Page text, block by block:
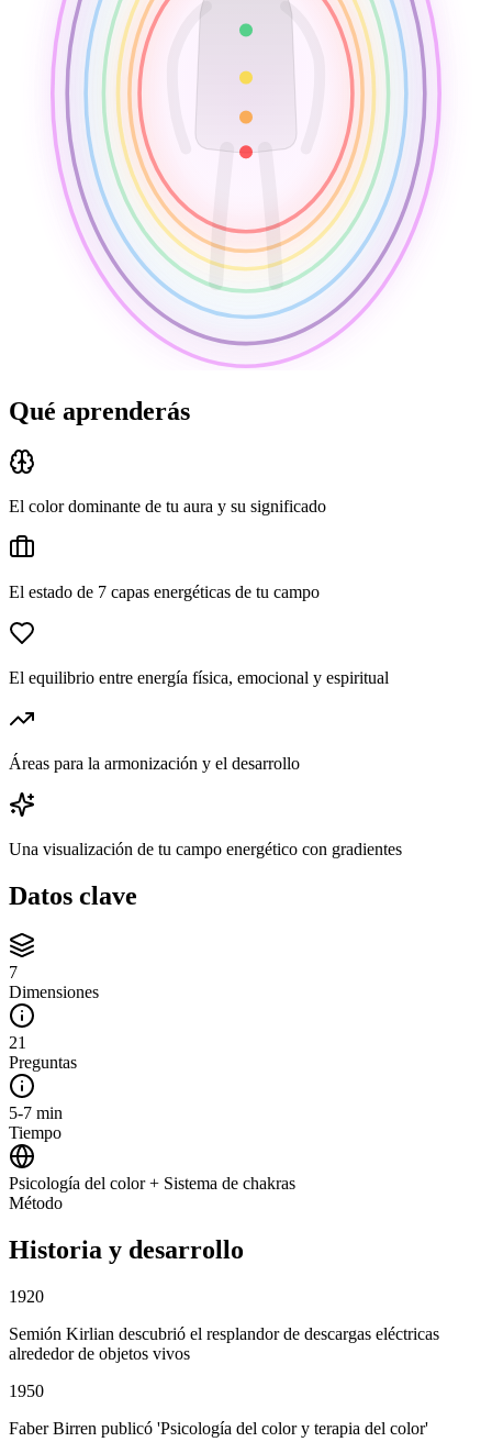
Qué aprenderás
El color dominante de tu aura y su significado
El estado de 7 capas energéticas de tu campo
El equilibrio entre energía física, emocional y espiritual
Áreas para la armonización y el desarrollo
Una visualización de tu campo energético con gradientes
Datos clave
7
Dimensiones
21
Preguntas
5-7 min
Tiempo
Psicología del color + Sistema de chakras
Método
Historia y desarrollo
1920
Semión Kirlian descubrió el resplandor de descargas eléctricas
alrededor de objetos vivos
1950
Faber Birren publicó 'Psicología del color y terapia del color'